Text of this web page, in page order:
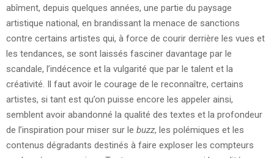
abîment, depuis quelques années, une partie du paysage
artistique national, en brandissant la menace de sanctions
contre certains artistes qui, à force de courir derrière les vues et
les tendances, se sont laissés fasciner davantage par le
scandale, l’indécence et la vulgarité que par le talent et la
créativité. Il faut avoir le courage de le reconnaître, certains
artistes, si tant est qu’on puisse encore les appeler ainsi,
semblent avoir abandonné la qualité des textes et la profondeur
de l’inspiration pour miser sur le buzz, les polémiques et les
contenus dégradants destinés à faire exploser les compteurs